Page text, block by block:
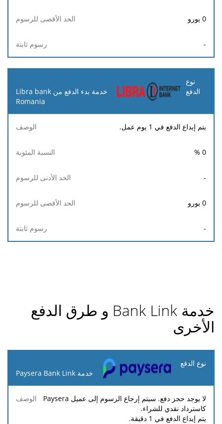
0 يورو
-
خدمة بدء الدفع من Libra bank
Romania
يتم إيداع الدفع في 1 يوم عمل.
0
%
-
0 يورو
-
خدمة Bank Link و طرق الدفع
الأخرى
نوع
الوصف
النسبة
المئوية
الحد
للرسوم
الحد
رسوم
خدمة Paysera Bank Link
لا يوجد حجز دفع. سيتم إرجاع الرسوم إلى عميل Paysera
كاسترداد نقدي للشراء.
يتم إيداع الدفع في 1 دقيقة.